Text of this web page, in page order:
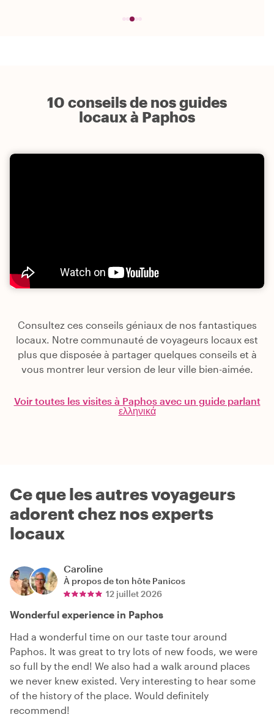
10 conseils de nos guides
locaux à Paphos
Consultez ces conseils géniaux de nos fantastiques
locaux. Notre communauté de voyageurs locaux est
plus que disposée à partager quelques conseils et à
vous montrer leur version de leur ville bien-aimée.
Voir toutes les visites à Paphos avec un guide parlant
ελληνικά
Ce que les autres voyageurs
adorent chez nos experts
locaux
Caroline
À propos de ton hôte Panicos
12 juillet 2026
Wonderful experience in Paphos
Had a wonderful time on our taste tour around
Paphos. It was great to try lots of new foods, we were
so full by the end! We also had a walk around places
we never knew existed. Very interesting to hear some
of the history of the place. Would definitely
recommend!